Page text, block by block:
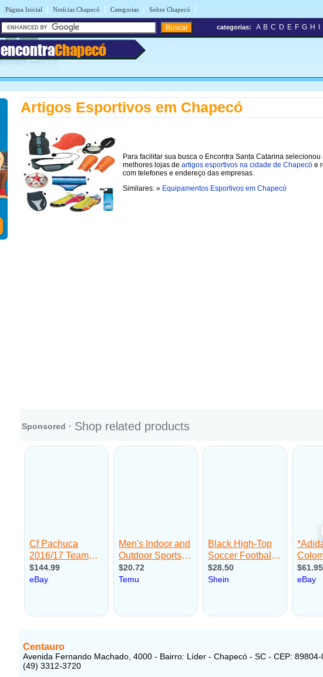
Página Inicial | Notícias Chapecó | Categorias | Sobre Chapecó |
encontraChapecó
categorias: A B C D E F G H
Artigos Esportivos em Chapecó
Para facilitar sua busca o Encontra Santa Catarina selecionou
melhores lojas de artigos esportivos na cidade de Chapecó e
com telefones e endereço das empresas.
Similares: » Equipamentos Esportivos em Chapecó
Centauro
Avenida Fernando Machado, 4000 - Bairro: Líder - Chapecó - SC - CEP: 89804-
(49) 3312-3720